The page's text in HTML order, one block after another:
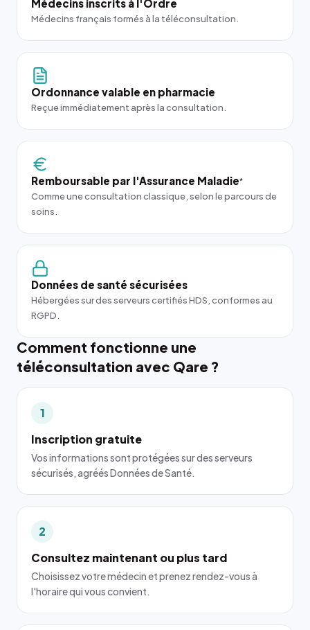
Médecins inscrits à l'Ordre
Médecins français formés à la téléconsultation.
Ordonnance valable en pharmacie
Reçue immédiatement après la consultation.
Remboursable par l'Assurance Maladie*
Comme une consultation classique, selon le parcours de
soins.
Données de santé sécurisées
Hébergées sur des serveurs certifiés HDS, conformes au
RGPD.
Comment fonctionne une
téléconsultation avec Qare ?
1
Inscription gratuite
Vos informations sont protégées sur des serveurs
sécurisés, agréés Données de Santé.
2
Consultez maintenant ou plus tard
Choisissez votre médecin et prenez rendez-vous à
l'horaire qui vous convient.